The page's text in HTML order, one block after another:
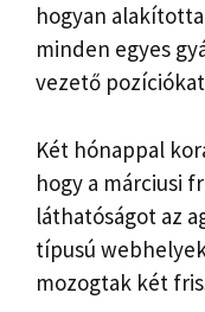
hogyan
minden egyes
vezető
Két hónappal
hogy a márciusi
láthatóságot az
típusú
mozogtak két